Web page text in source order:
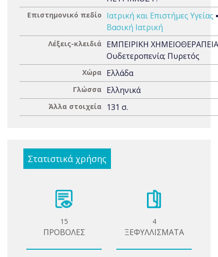
Επιστημονικό πεδίο Ιατρική και Επιστήμες Υγείας
Βασική Ιατρική
Λέξεις-κλειδιά
ΕΜΠΕΙΡΙΚΗ
Ουδετεροπενία; Πυρετός
Χώρα Ελλάδα
Γλώσσα Ελληνικά
Άλλα στοιχεία 131 σ.
Στατιστικά χρήσης
15
ΠΡΟΒΟΛΕΣ
4
ΞΕΦΥΛΛΙΣΜΑΤΑ